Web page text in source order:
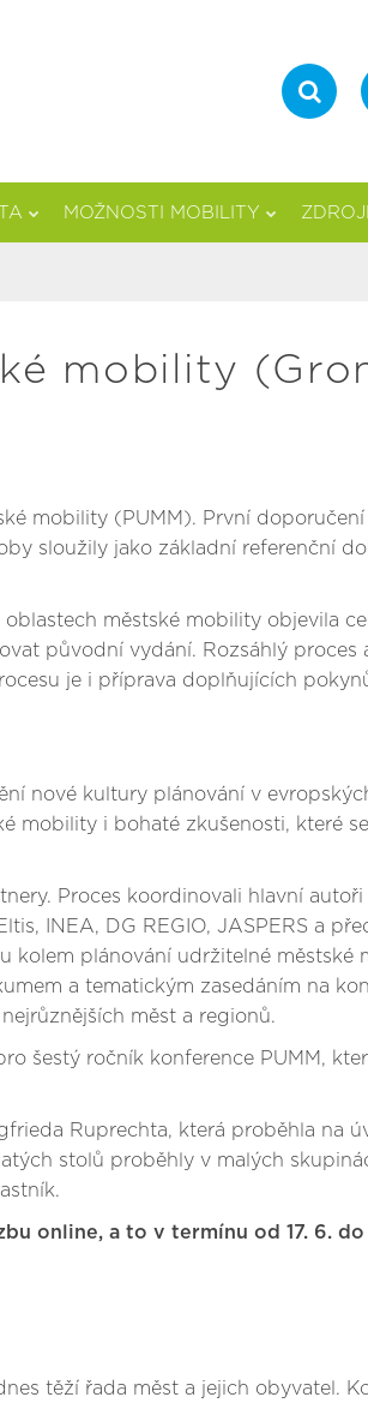
Hledat
MOŽNOSTI MOBILITY
mobility
mobility (PUMM). První
sloužily jako základní referenční
městské mobility objevila
původní vydání. Rozsáhlý proces
je i příprava doplňujících
nové kultury plánování v
mobility i bohaté zkušenosti, které
Proces koordinovali hlavní
INEA, DG REGIO, JASPERS a
kolem plánování udržitelné městské
a tematickým zasedáním na
měst a regionů.
šestý ročník konference PUMM,
Ruprechta, která proběhla na
stolů proběhly v malých
online, a to v termínu od 17. 6. do
těží řada měst a jejich obyvatel.